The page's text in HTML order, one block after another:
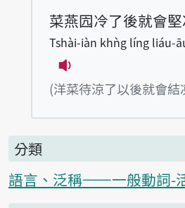
菜燕囥冷了後就會堅
Tshài-iàn khǹg líng liáu-
播放例句Tshài-
(洋菜待涼了以後就會結
分類
語言、泛稱——一般動詞-